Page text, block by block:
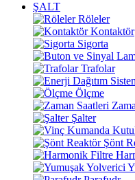
ŞALT
Röleler
Kontaktör
Sigorta
Trafolar
Ölçme
Şalter
Şönt